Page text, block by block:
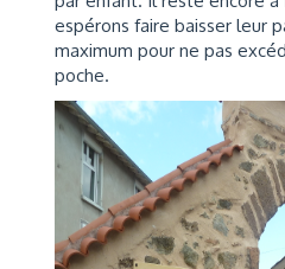
espérons faire baisser leur
maximum pour ne pas
poche.